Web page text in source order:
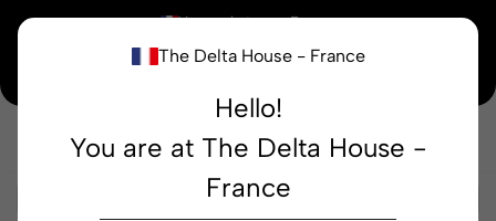
The Delta House - France
Hello!
You are at The Delta House -
France
× Vous achetez en France
Notre nouvelle maison peaufine encore ses derniers détails. Merci de votre